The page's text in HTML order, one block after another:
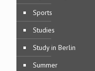
Sports
Studies
Study in Berlin
Summer